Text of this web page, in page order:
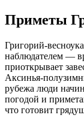
Приметы
Григорий-
наблюдателем —
приоткрывает
Аксинья-
рубежа люди
погодой и
что готовит